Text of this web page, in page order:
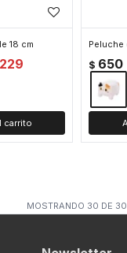
18 cm
229 $ 650
MOSTRANDO 30 DE 30